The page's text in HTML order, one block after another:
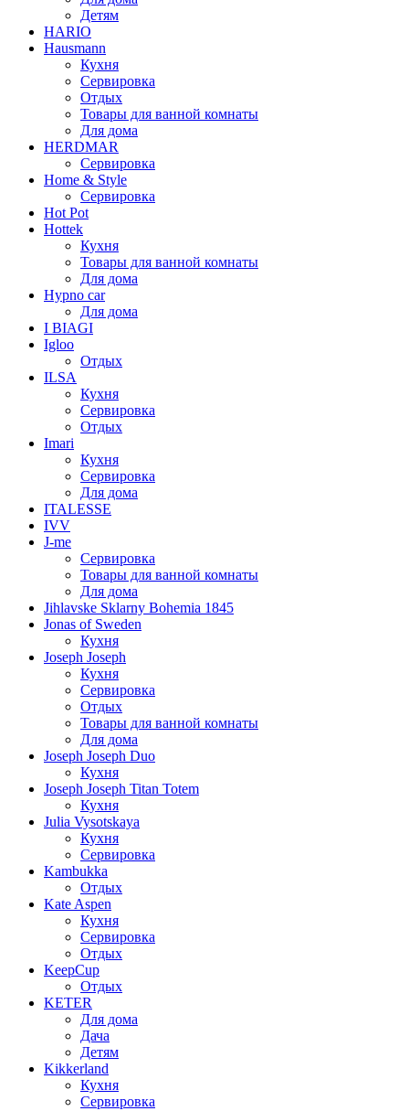
Детям
HARIO
Hausmann
Кухня
Сервировка
Отдых
Товары для ванной комнаты
Для дома
HERDMAR
Сервировка
Home & Style
Сервировка
Hot Pot
Hottek
Кухня
Товары для ванной комнаты
Для дома
Hypno car
Для дома
I BIAGI
Igloo
Отдых
ILSA
Кухня
Сервировка
Отдых
Imari
Кухня
Сервировка
Для дома
ITALESSE
IVV
J-me
Сервировка
Товары для ванной комнаты
Для дома
Jihlavske Sklarny Bohemia 1845
Jonas of Sweden
Кухня
Joseph Joseph
Кухня
Сервировка
Отдых
Товары для ванной комнаты
Для дома
Joseph Joseph Duo
Кухня
Joseph Joseph Titan Totem
Кухня
Julia Vysotskaya
Кухня
Сервировка
Kambukka
Отдых
Kate Aspen
Кухня
Сервировка
Отдых
KeepCup
Отдых
KETER
Для дома
Дача
Детям
Kikkerland
Кухня
Сервировка